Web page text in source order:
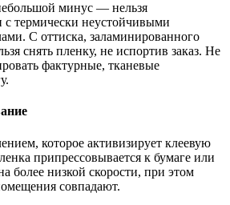
минус — нельзя
с термически неустойчивыми
С оттиска, заламинированного
снять пленку, не испортив заказ. Не
фактурные, тканевые
которое активизирует клеевую
припрессовывается к бумаге или
более низкой скорости, при этом
совпадают.